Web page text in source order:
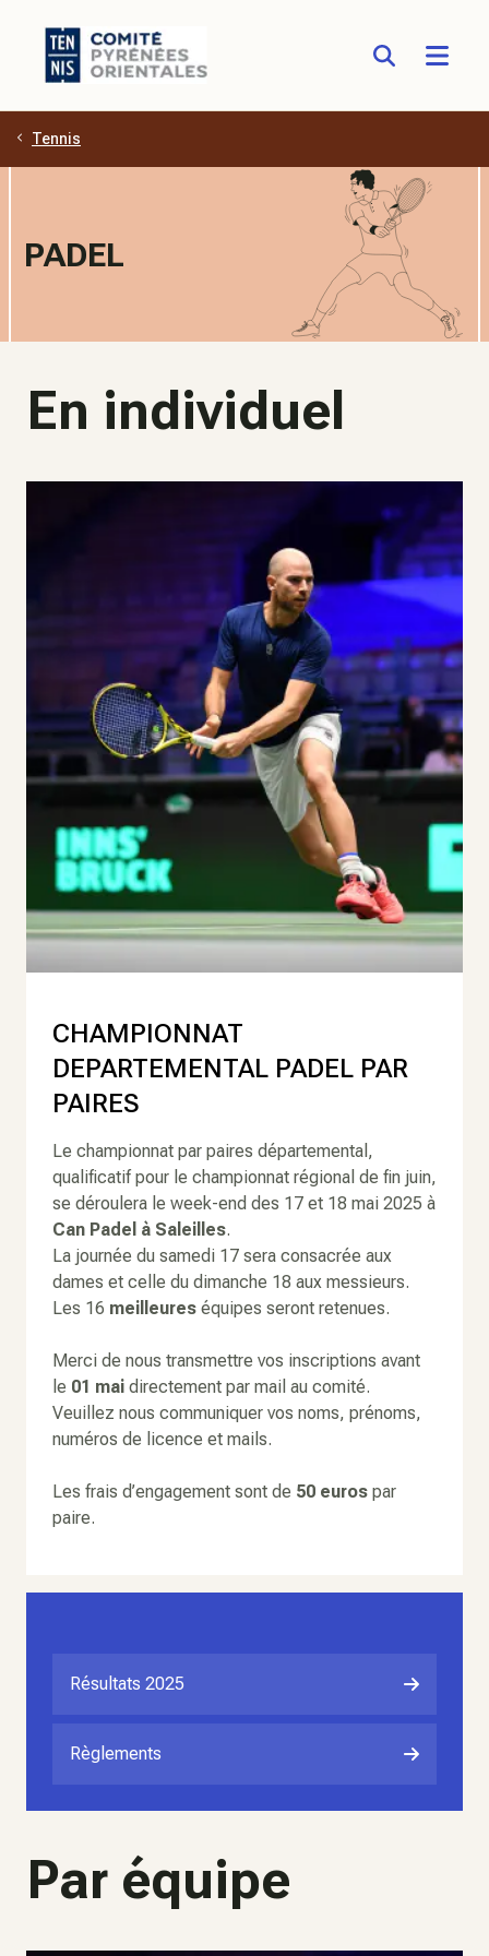
Aller au contenu principal
Tennis
PADEL
En individuel
CHAMPIONNAT
DEPARTEMENTAL PADEL PAR
PAIRES
Le championnat par paires départemental,
qualificatif pour le championnat régional de fin juin,
se déroulera le week-end des 17 et 18 mai 2025 à
Can Padel à Saleilles.
La journée du samedi 17 sera consacrée aux
dames et celle du dimanche 18 aux messieurs.
Les 16 meilleures équipes seront retenues.
Merci de nous transmettre vos inscriptions avant
le 01 mai directement par mail au comité.
Veuillez nous communiquer vos noms, prénoms,
numéros de licence et mails.
Les frais d’engagement sont de 50 euros par
paire.
Résultats 2025
Règlements
Par équipe